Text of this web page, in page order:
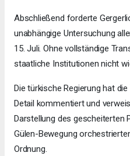
Abschließend forderte
unabhängige Untersuchung
15. Juli. Ohne vollständige
staatliche Institutionen nicht
Die türkische Regierung hat
Detail kommentiert und
Darstellung des gescheiterten
Gülen-Bewegung
Ordnung.